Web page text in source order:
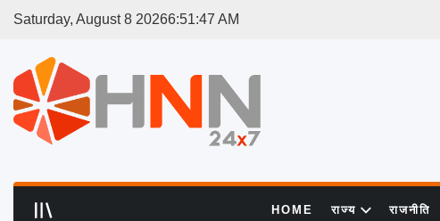
Saturday, August 8 20266:51:48 AM
HOME राज्य राजनीति